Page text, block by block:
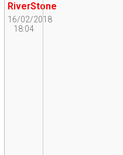
RiverStone
16/02/2018
18:04